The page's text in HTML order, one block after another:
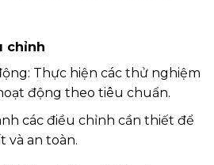
chỉnh
Thực hiện các thử nghiệm
động theo tiêu chuẩn.
các điều chỉnh cần thiết để
và an toàn.